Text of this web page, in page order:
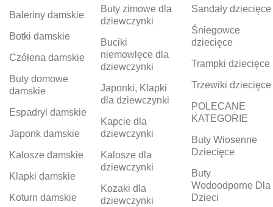
Baleriny damskie
Botki damskie
Czółena damskie
Buty domowe
damskie
Espadryl damskie
Japonk damskie
Kalosze damskie
Klapki damskie
Koturn damskie
Buty zimowe dla
dziewczynki
Buciki
niemowlęce dla
dziewczynki
Japonki, Klapki
dla dziewczynki
Kapcie dla
dziewczynki
Kalosze dla
dziewczynki
Kozaki dla
dziewczynki
Sandały dziecięce
Śniegowce
dziecięce
Trampki dziecięce
Trzewiki dziecięce
POLECANE
KATEGORIE
Buty Wiosenne
Dziecięce
Buty
Wodoodporne Dla
Dzieci